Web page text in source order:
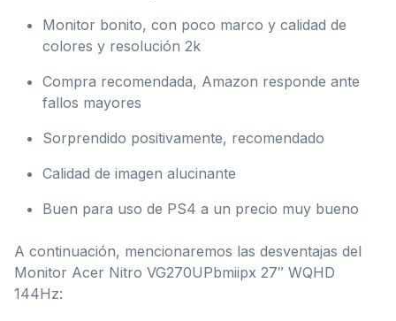
Monitor bonito, con poco marco y calidad de
colores y resolución 2k
Compra recomendada, Amazon responde ante
fallos mayores
Sorprendido positivamente, recomendado
Calidad de imagen alucinante
Buen para uso de PS4 a un precio muy bueno
A continuación, mencionaremos las desventajas del
Monitor Acer Nitro VG270UPbmiipx 27″ WQHD
144Hz: